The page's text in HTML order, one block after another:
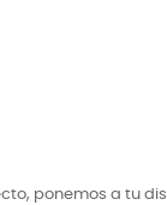
ponemos a tu